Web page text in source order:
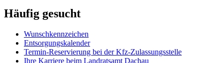
Häufig gesucht
Wunschkennzeichen
Entsorgungskalender
Termin-Reservierung bei der Kfz-Zulassungsstelle
Ihre Karriere beim Landratsamt Dachau